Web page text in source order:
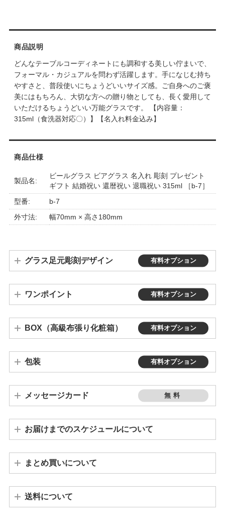
商品説明
どんなテーブルコーディネートにも調和する美しい佇まいで、
フォーマル・カジュアルを問わず活躍します。手になじむ持ち
やすさと、普段使いにちょうどいいサイズ感。ご自身へのご褒
美にはもちろん、大切な方への贈り物としても、長く愛用して
いただけるちょうどいい万能グラスです。 【内容量：
315ml（食洗器対応〇）】【名入れ料金込み】
商品仕様
製品名:
ビールグラス ビアグラス 名入れ 彫刻 プレゼント
ギフト 結婚祝い 還暦祝い 退職祝い 315ml ［b-7］
型番:
b-7
外寸法:
幅70mm × 高さ180mm
グラス足元彫刻デザイン 有料オプション
ワンポイント 有料オプション
BOX（高級布張り化粧箱） 有料オプション
包装 有料オプション
メッセージカード 無料
お届けまでのスケジュールについて
まとめ買いについて
送料について